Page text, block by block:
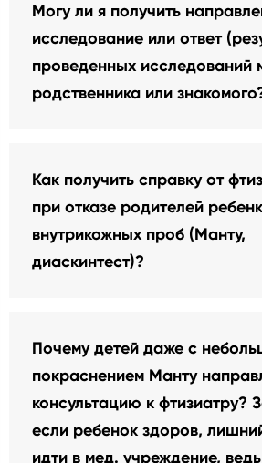
Могу ли я получить
исследование или ответ
проведенных исследований
родственника или
Как получить справку от
при отказе родителей
внутрикожных проб (Манту,
диаскинтест)?
Почему детей даже с
покраснением Манту
консультацию к фтизиатру?
если ребенок здоров,
идти в мед. учреждение,